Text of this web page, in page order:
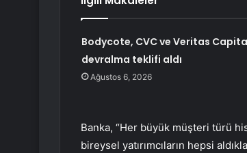
Bodycote, CVC ve Veritas
devralma teklifi aldı
Ağustos 6, 2026
Banka, “Her büyük müşteri türü
bireysel yatırımcıların hepsi